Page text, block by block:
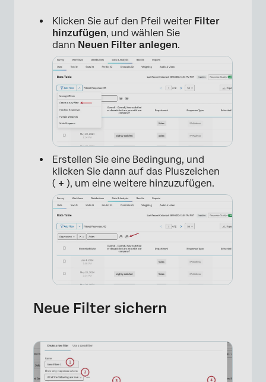
Klicken Sie auf den Pfeil weiter Filter
hinzufügen, und wählen Sie
dann Neuen Filter anlegen.
Erstellen Sie eine Bedingung, und
klicken Sie dann auf das Pluszeichen
( + ), um eine weitere hinzuzufügen.
Neue Filter sichern